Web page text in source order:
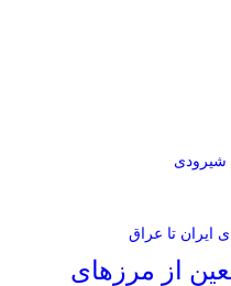
شیرودی
از مرزهای